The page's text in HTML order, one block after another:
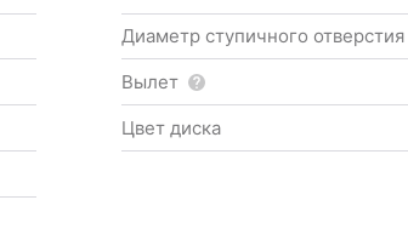
Диаметр ступичного отверстия
Вылет
Цвет диска